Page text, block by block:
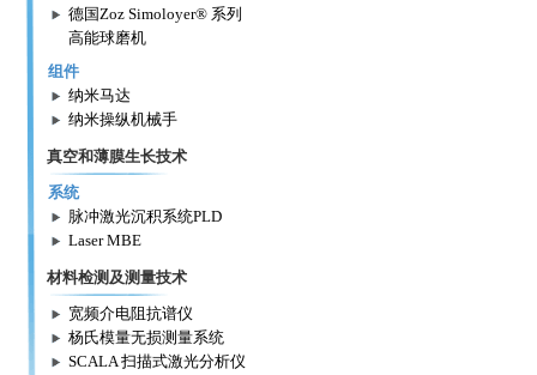
德国Zoz Simoloyer® 系列
高能球磨机
组件
纳米马达
纳米操纵机械手
真空和薄膜生长技术
系统
脉冲激光沉积系统PLD
Laser MBE
材料检测及测量技术
宽频介电阻抗谱仪
杨氏模量无损测量系统
SCALA 扫描式激光分析仪